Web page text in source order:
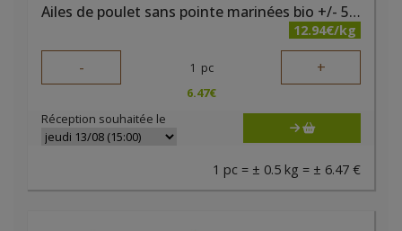
Ailes de poulet sans pointe marinées bio +/- 500 gr Belki
12.94€/kg
- 1 pc +
6.47€
Réception souhaitée le
1 pc = ± 0.5 kg = ± 6.47 €